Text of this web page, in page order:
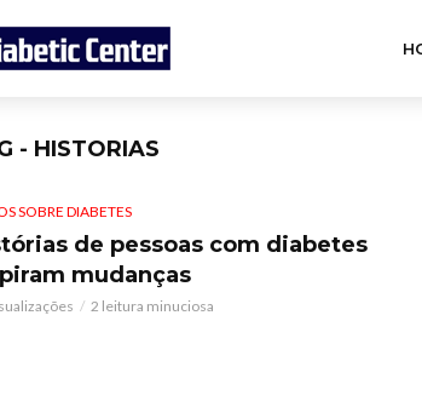
- HISTORIAS
SOBRE DIABETES
de pessoas com diabetes
mudanças
2 leitura minuciosa